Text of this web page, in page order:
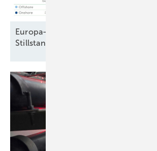
Europa-Windparkbau auf
Stillstand in Frankreich und